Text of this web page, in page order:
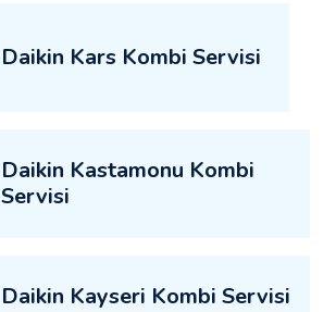
Daikin Kars Kombi Servisi
Daikin Kastamonu Kombi
Servisi
Daikin Kayseri Kombi Servisi